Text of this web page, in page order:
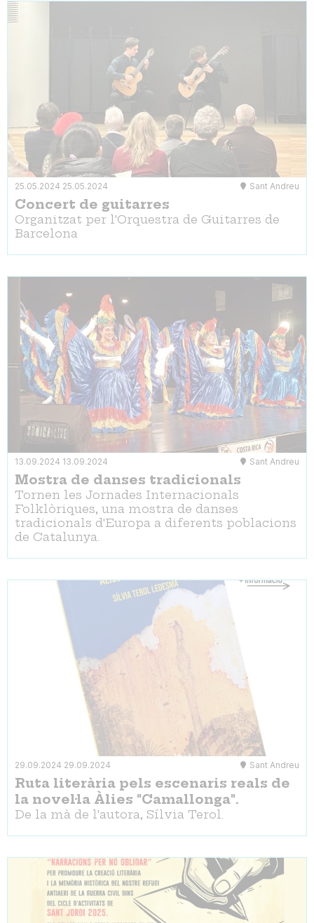
25.05.2024 25.05.2024 Sant Andreu
Concert de guitarres
Organitzat per l'Orquestra de Guitarres de
Barcelona
13.09.2024 13.09.2024 Sant Andreu
Mostra de danses tradicionals
Tornen les Jornades Internacionals
Folklòriques, una mostra de danses
tradicionals d'Europa a diferents poblacions
de Catalunya.
29.09.2024 29.09.2024 Sant Andreu
Ruta literària pels escenaris reals de
la novel·la Àlies "Camallonga".
De la mà de l'autora, Sílvia Terol.